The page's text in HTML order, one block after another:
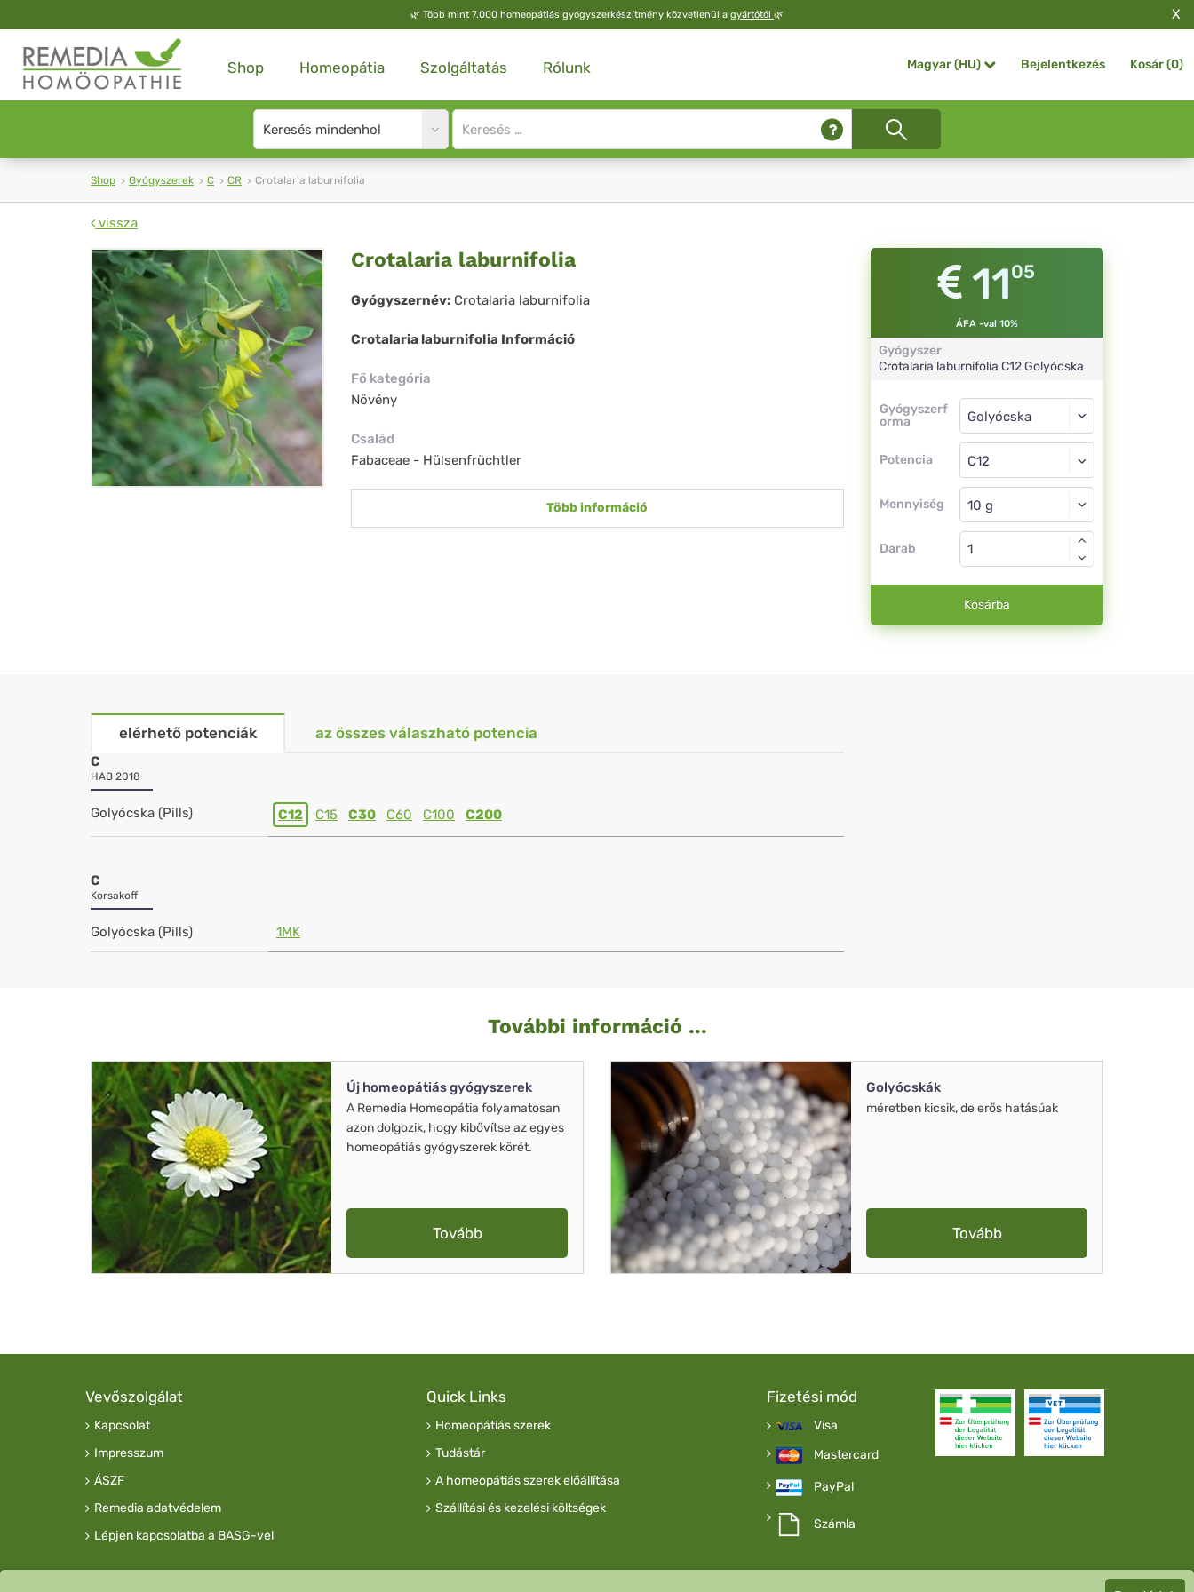
🌿 Több mint 7.000 homeopátiás gyógyszerkészítmény közvetlenül a gyártótól 🌿 X
Shop Homeopátia Szolgáltatás Rólunk Magyar (HU) Bejelentkezés Kosár (0)
Search
type
Site
search
Shop Gyógyszerek C CR Crotalaria laburnifolia
vissza
Crotalaria
laburnifolia
Crotalaria laburnifolia
Gyógyszernév: Crotalaria laburnifolia
Crotalaria laburnifolia Információ
Fő kategória
Növény
Család
Fabaceae - Hülsenfrüchtler
Több információ
1105
ÁFA -val 10%
Gyógyszer
Crotalaria laburnifolia C12 Golyócska
Gyógyszerf
orma
Gyógyszerforma
Potencia
Golyócska
C12
Mennyiség
Golyócska
Darab
Kosárba
elérhető potenciák az összes válaszható potencia
C
HAB 2018
Golyócska (Pills) C12 C15 C30 C60 C100 C200
C
Korsakoff
Golyócska (Pills) 1MK
További információ ...
Új homeopátiás gyógyszerek
A Remedia Homeopátia folyamatosan
azon dolgozik, hogy kibővítse az egyes
homeopátiás gyógyszerek körét.
Tovább
Golyócskák
méretben kicsik, de erős hatásúak
Tovább
Vevőszolgálat
Kapcsolat
Impresszum
ÁSZF
Remedia adatvédelem
Lépjen kapcsolatba a BASG-vel
Quick Links
Homeopátiás szerek
Tudástár
A homeopátiás szerek előállítása
Szállítási és kezelési költségek
Fizetési mód
Visa
Mastercard
PayPal
Számla